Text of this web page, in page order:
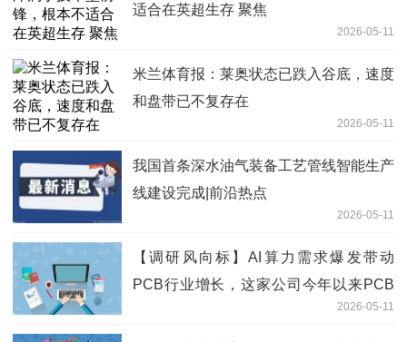
适合在英超生存 聚焦
2026-05-11
米兰体育报：莱奥状态已跌入谷底，速度
和盘带已不复存在
2026-05-11
我国首条深水油气装备工艺管线智能生产
线建设完成|前沿热点
2026-05-11
【调研风向标】AI算力需求爆发带动
PCB行业增长，这家公司今年以来PCB
2026-05-11